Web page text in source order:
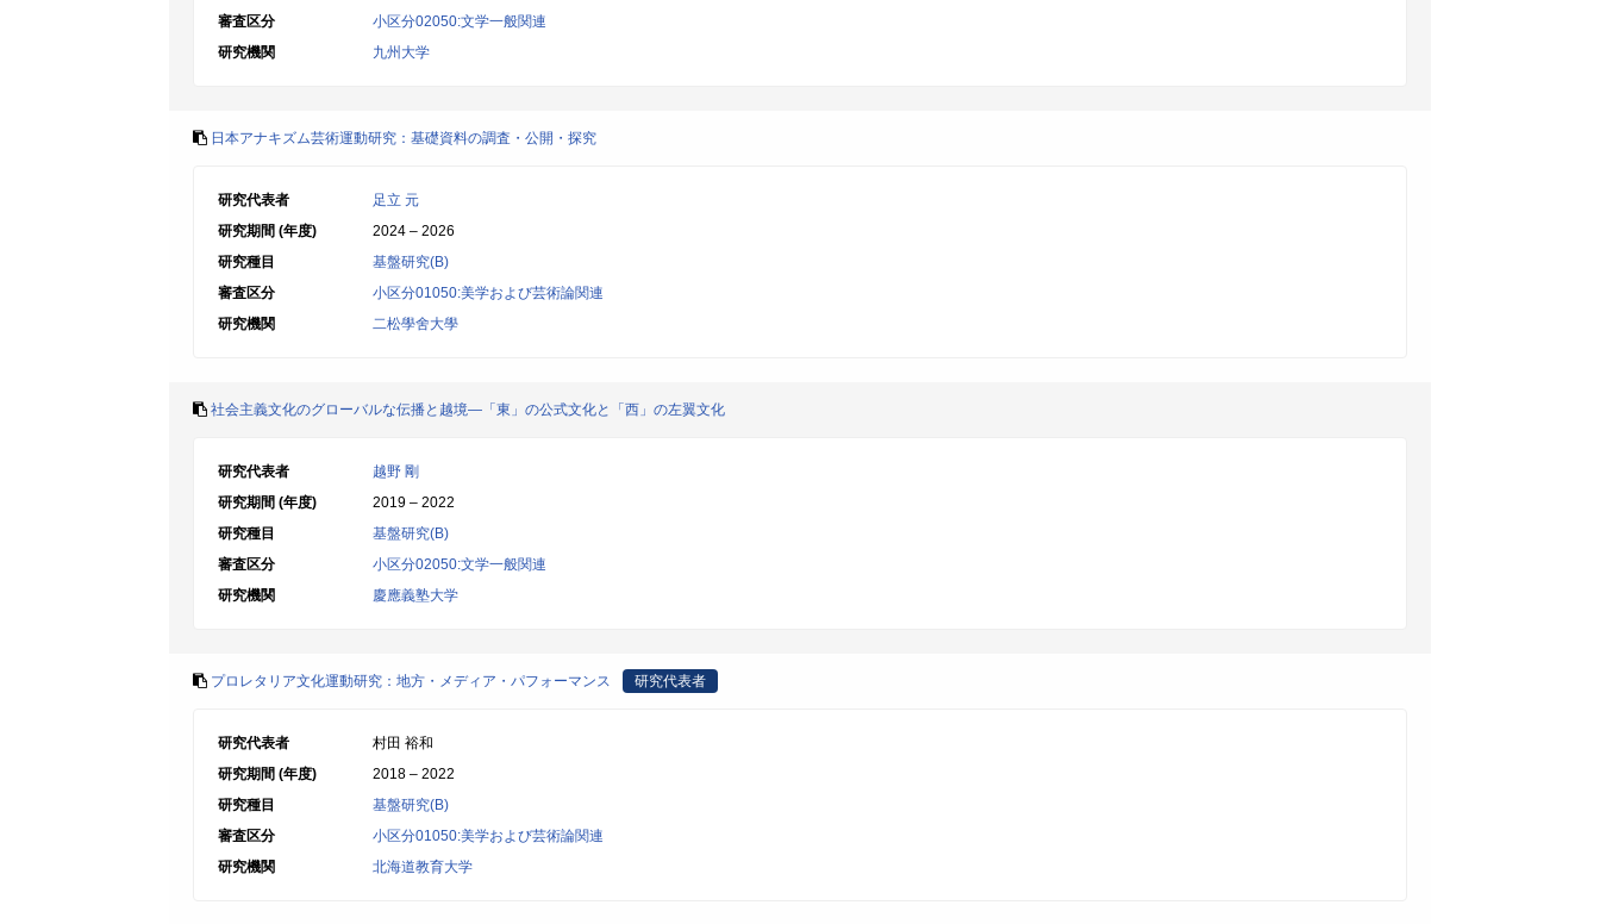
審査区分
小区分02050:文学一般関連
研究機関
九州大学
日本アナキズム芸術運動研究：基礎資料の調査・公開・探究
研究代表者
足立 元
研究期間 (年度)
2024 – 2026
研究種目
基盤研究(B)
審査区分
小区分01050:美学および芸術論関連
研究機関
二松學舍大學
社会主義文化のグローバルな伝播と越境―「東」の公式文化と「西」の左翼文化
研究代表者
越野 剛
研究期間 (年度)
2019 – 2022
研究種目
基盤研究(B)
審査区分
小区分02050:文学一般関連
研究機関
慶應義塾大学
プロレタリア文化運動研究：地方・メディア・パフォーマンス 研究代表者
研究代表者
村田 裕和
研究期間 (年度)
2018 – 2022
研究種目
基盤研究(B)
審査区分
小区分01050:美学および芸術論関連
研究機関
北海道教育大学